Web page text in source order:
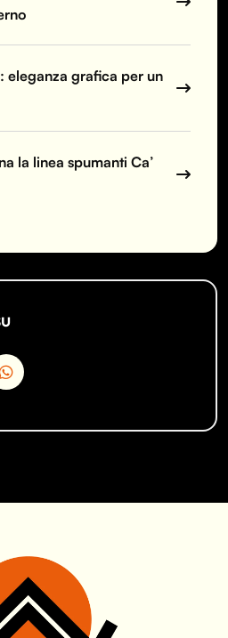
eleganza grafica per un
la linea spumanti Ca’